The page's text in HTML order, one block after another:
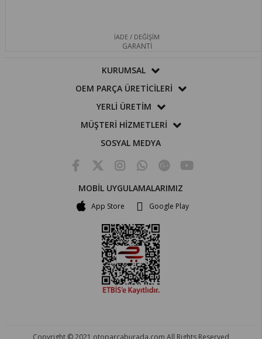
İADE / DEĞİŞİM
GARANTİ
KURUMSAL
OEM PARÇA ÜRETİCİLERİ
YERLİ ÜRETİM
MÜŞTERİ HİZMETLERİ
SOSYAL MEDYA
MOBİL UYGULAMALARIMIZ
App Store Google Play
Copyright © 2021 otoparcaburada.com All Rights Reserved